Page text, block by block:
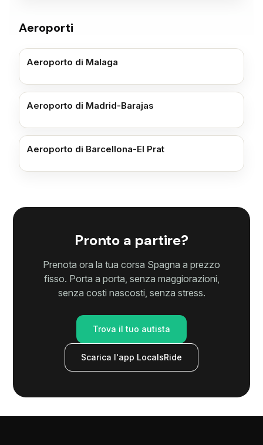
Aeroporti
Aeroporto di Malaga
Aeroporto di Madrid-Barajas
Aeroporto di Barcellona-El Prat
Pronto a partire?
Prenota ora la tua corsa Spagna a prezzo
fisso. Porta a porta, senza maggiorazioni,
senza costi nascosti, senza stress.
Trova il tuo autista
Scarica l'app LocalsRide